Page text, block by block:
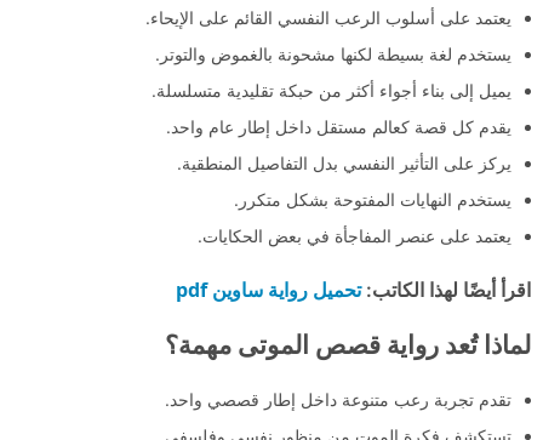
يعتمد على أسلوب الرعب النفسي القائم على الإيحاء.
يستخدم لغة بسيطة لكنها مشحونة بالغموض والتوتر.
يميل إلى بناء أجواء أكثر من حبكة تقليدية متسلسلة.
يقدم كل قصة كعالم مستقل داخل إطار عام واحد.
يركز على التأثير النفسي بدل التفاصيل المنطقية.
يستخدم النهايات المفتوحة بشكل متكرر.
يعتمد على عنصر المفاجأة في بعض الحكايات.
اقرأ أيضًا لهذا الكاتب:تحميل رواية ساوين pdf
لماذا تُعد رواية قصص الموتى مهمة؟
تقدم تجربة رعب متنوعة داخل إطار قصصي واحد.
تستكشف فكرة الموت من منظور نفسي وفلسفي.